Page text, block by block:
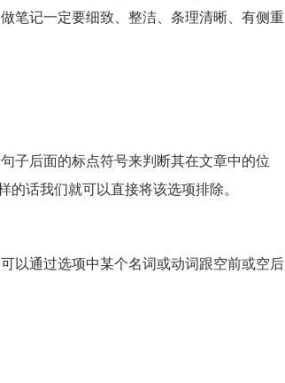
笔记一定要细致、整洁、条理清晰、有侧重
子后面的标点符号来判断其在文章中的位
话我们就可以直接将该选项排除。
以通过选项中某个名词或动词跟空前或空后